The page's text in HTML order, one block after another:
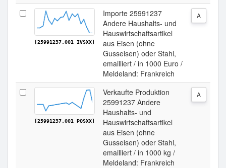
[25991237.001 IVSXX]
Importe 25991237
Andere Haushalts- und
Hauswirtschaftsartikel
aus Eisen (ohne
Gusseisen) oder Stahl,
emailliert / in 1000 Euro /
Meldeland: Frankreich
A
[25991237.001 PQSXX]
Verkaufte Produktion
25991237 Andere
Haushalts- und
Hauswirtschaftsartikel
aus Eisen (ohne
Gusseisen) oder Stahl,
emailliert / in 1000 kg /
Meldeland: Frankreich
A